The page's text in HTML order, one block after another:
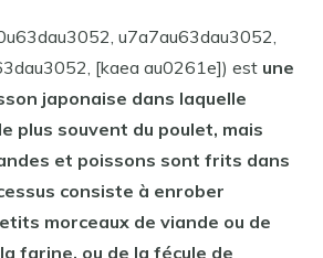
u7a7au63dau3052,
[kaea au0261e]) est une
japonaise dans laquelle
plus souvent du poulet, mais
et poissons sont frits dans
consiste à enrober
morceaux de viande ou de
farine, ou de la fécule de